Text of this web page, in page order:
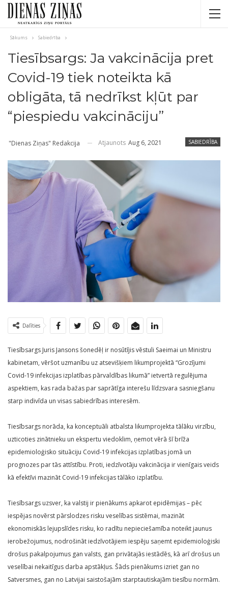
Sākums Sabiedrība
Tiesībsargs: Ja vakcinācija pret
Covid-19 tiek noteikta kā
obligāta, tā nedrīkst kļūt par
“piespiedu vakcināciju”
SABIEDRĪBA
"Dienas Ziņas" Redakcija Atjaunots Aug 6, 2021
Dalīties
Tiesībsargs Juris Jansons šonedēļ ir nosūtījis vēstuli Saeimai un Ministru
kabinetam, vēršot uzmanību uz atsevišķiem likumprojektā “Grozījumi
Covid-19 infekcijas izplatības pārvaldības likumā” ietvertā regulējuma
aspektiem, kas rada bažas par saprātīga interešu līdzsvara sasniegšanu
starp indivīda un visas sabiedrības interesēm.
Tiesībsargs norāda, ka konceptuāli atbalsta likumprojekta tālāku virzību,
uzticoties zinātnieku un ekspertu viedoklim, ņemot vērā šī brīža
epidemioloģisko situāciju Covid-19 infekcijas izplatības jomā un
prognozes par tās attīstību. Proti, iedzīvotāju vakcinācija ir vienīgais veids
kā efektīvi mazināt Covid-19 infekcijas tālāko izplatību.
Tiesībsargs uzsver, ka valstij ir pienākums apkarot epidēmijas – pēc
iespējas novērst pārslodzes risku veselības sistēmai, mazināt
ekonomiskās lejupslīdes risku, ko radītu nepieciešamība noteikt jaunus
ierobežojumus, nodrošināt iedzīvotājiem iespēju saņemt epidemioloģiski
drošus pakalpojumus gan valsts, gan privātajās iestādēs, kā arī drošus un
veselībai nekaitīgus darba apstākļus. Šāds pienākums izriet gan no
Satversmes, gan no Latvijai saistošajām starptautiskajām tiesību normām.